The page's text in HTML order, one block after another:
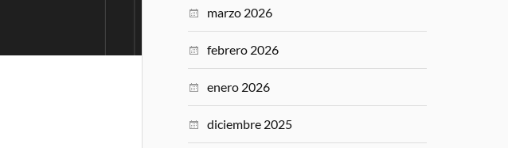
marzo 2026
febrero 2026
enero 2026
diciembre 2025